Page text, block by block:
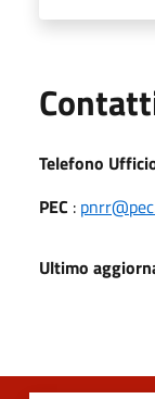
Telefono
PEC :
Ultimo